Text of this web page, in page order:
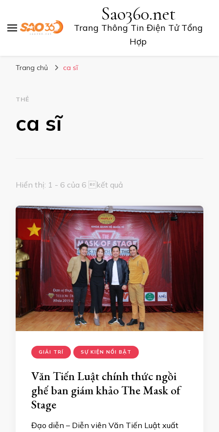
Sao360.net
Trang Thông Tin Điện Tử Tổng
Hợp
Trang chủ ca sĩ
THẺ
ca sĩ
Hiển thị: 1 - 6 của 6 kết quả
GIẢI TRÍ SỰ KIỆN NỔI BẬT
Văn Tiến Luật chính thức ngồi
ghế ban giám khảo The Mask of
Stage
Đạo diễn – Diễn viên Văn Tiến Luật xuất